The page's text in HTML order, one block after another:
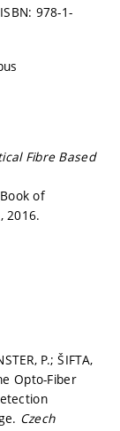
ISBN: 978-1-
Fibre Based
of
2016.
P.; ŠIFTA,
Opto-Fiber
Czech